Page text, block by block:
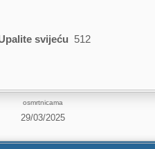
svijeću 512
osmrtnicama
29/03/2025